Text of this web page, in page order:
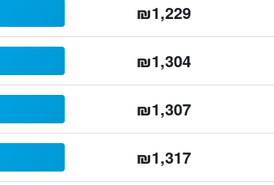
₪1,229
₪1,304
₪1,307
₪1,317